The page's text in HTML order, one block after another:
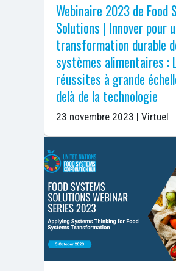
Webinaire 2023 de Food
Solutions | Innover pour
transformation durable
systèmes alimentaires :
réussites à grande
delà de la technologie
23 novembre 2023 | Virtuel